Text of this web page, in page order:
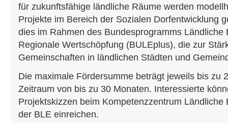
für zukunftsfähige ländliche Räume werden
Projekte im Bereich der Sozialen Dorfentwicklung
dies im Rahmen des Bundesprogramms Ländliche
Regionale Wertschöpfung (BULEplus), die zur
Gemeinschaften in ländlichen Städten und
Die maximale Fördersumme beträgt jeweils bis zu
Zeitraum von bis zu 30 Monaten. Interessierte
Projektskizzen beim Kompetenzzentrum Ländliche
der BLE einreichen.